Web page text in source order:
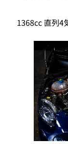
1368cc 直列4